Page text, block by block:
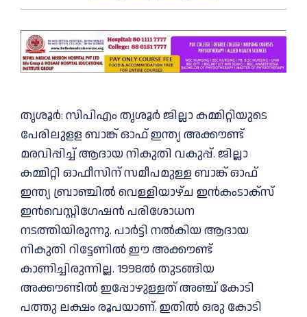
തൃശൂര്‍: സിപിഎം തൃശൂര്‍ ജില്ലാ കമ്മിറ്റിയുടെ
പേരിലുളള ബാങ്ക് ഓഫ് ഇന്ത്യ അക്കൗണ്ട്
മരവിപ്പിച്ച് ആദായ നികുതി വകുപ്പ്. ജില്ലാ
കമ്മിറ്റി ഓഫീസിന് സമീപമുള്ള ബാങ്ക് ഓഫ്
ഇന്ത്യ ബ്രാഞ്ചില്‍ വെള്ളിയാഴ്ച ഇന്‍കംടാക്‌സ്
ഇന്‍വെസ്റ്റിഗേഷന്‍ പരിശോധന
നടത്തിയിരുന്നു. പാര്‍ട്ടി നല്‍കിയ ആദായ
നികുതി റിട്ടേണില്‍ ഈ അക്കൗണ്ട്
കാണിച്ചിരുന്നില്ല. 1998ല്‍ തുടങ്ങിയ
അക്കൗണ്ടില്‍ ഇപ്പോഴുള്ളത് അഞ്ച് കോടി
പത്തു ലക്ഷം രൂപയാണ്. ഇതില്‍ ഒരു കോടി